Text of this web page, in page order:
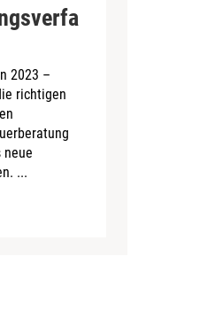
2023 –
richtigen
neue
...